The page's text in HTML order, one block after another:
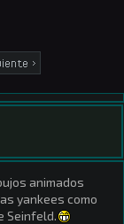
>
animados
yankees como
Seinfeld.